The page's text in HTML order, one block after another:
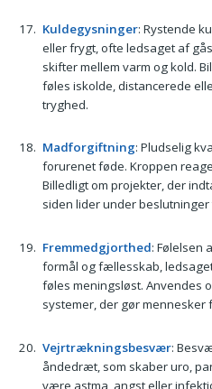
Kuldegysninger: Rystende
eller frygt, ofte ledsaget af
skifter mellem varm og kold.
føles iskolde, distancerede
tryghed.
Madforgiftning: Pludselig
forurenet føde. Kroppen
Billedligt om projekter, der
siden lider under
Fremmedgjorthed: Følelsen
formål og fællesskab,
føles meningsløst. Anvendes
systemer, der gør
Vejrtrækningsbesvær:
åndedræt, som skaber uro,
være astma, angst eller